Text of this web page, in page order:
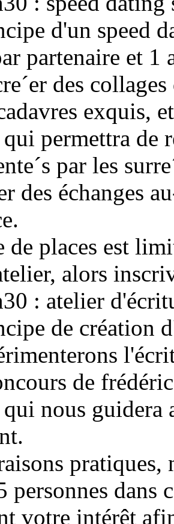
d'un speed
partenaire et 1
des
exquis,
permettra de
par les
des échanges
de places est
alors
: atelier
de création
de
nous guidera
personnes dans
votre intérêt